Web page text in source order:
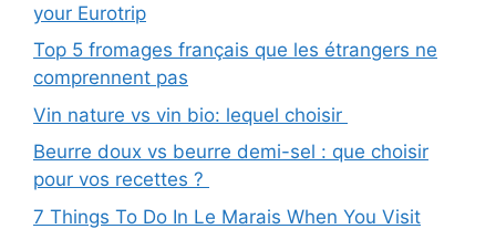
your Eurotrip
Top 5 fromages français que les étrangers ne
comprennent pas
Vin nature vs vin bio: lequel choisir
Beurre doux vs beurre demi-sel : que choisir
pour vos recettes ?
7 Things To Do In Le Marais When You Visit